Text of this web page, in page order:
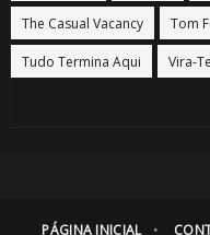
The Casual Vacancy Tom
Tudo Termina Aqui Vira-
PÁGINA INICIAL
⚡